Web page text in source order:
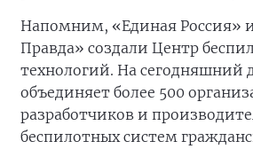
Напомним, «Единая Россия»
Правда» создали Центр
технологий. На сегодняшний
объединяет более 500
разработчиков и
беспилотных систем